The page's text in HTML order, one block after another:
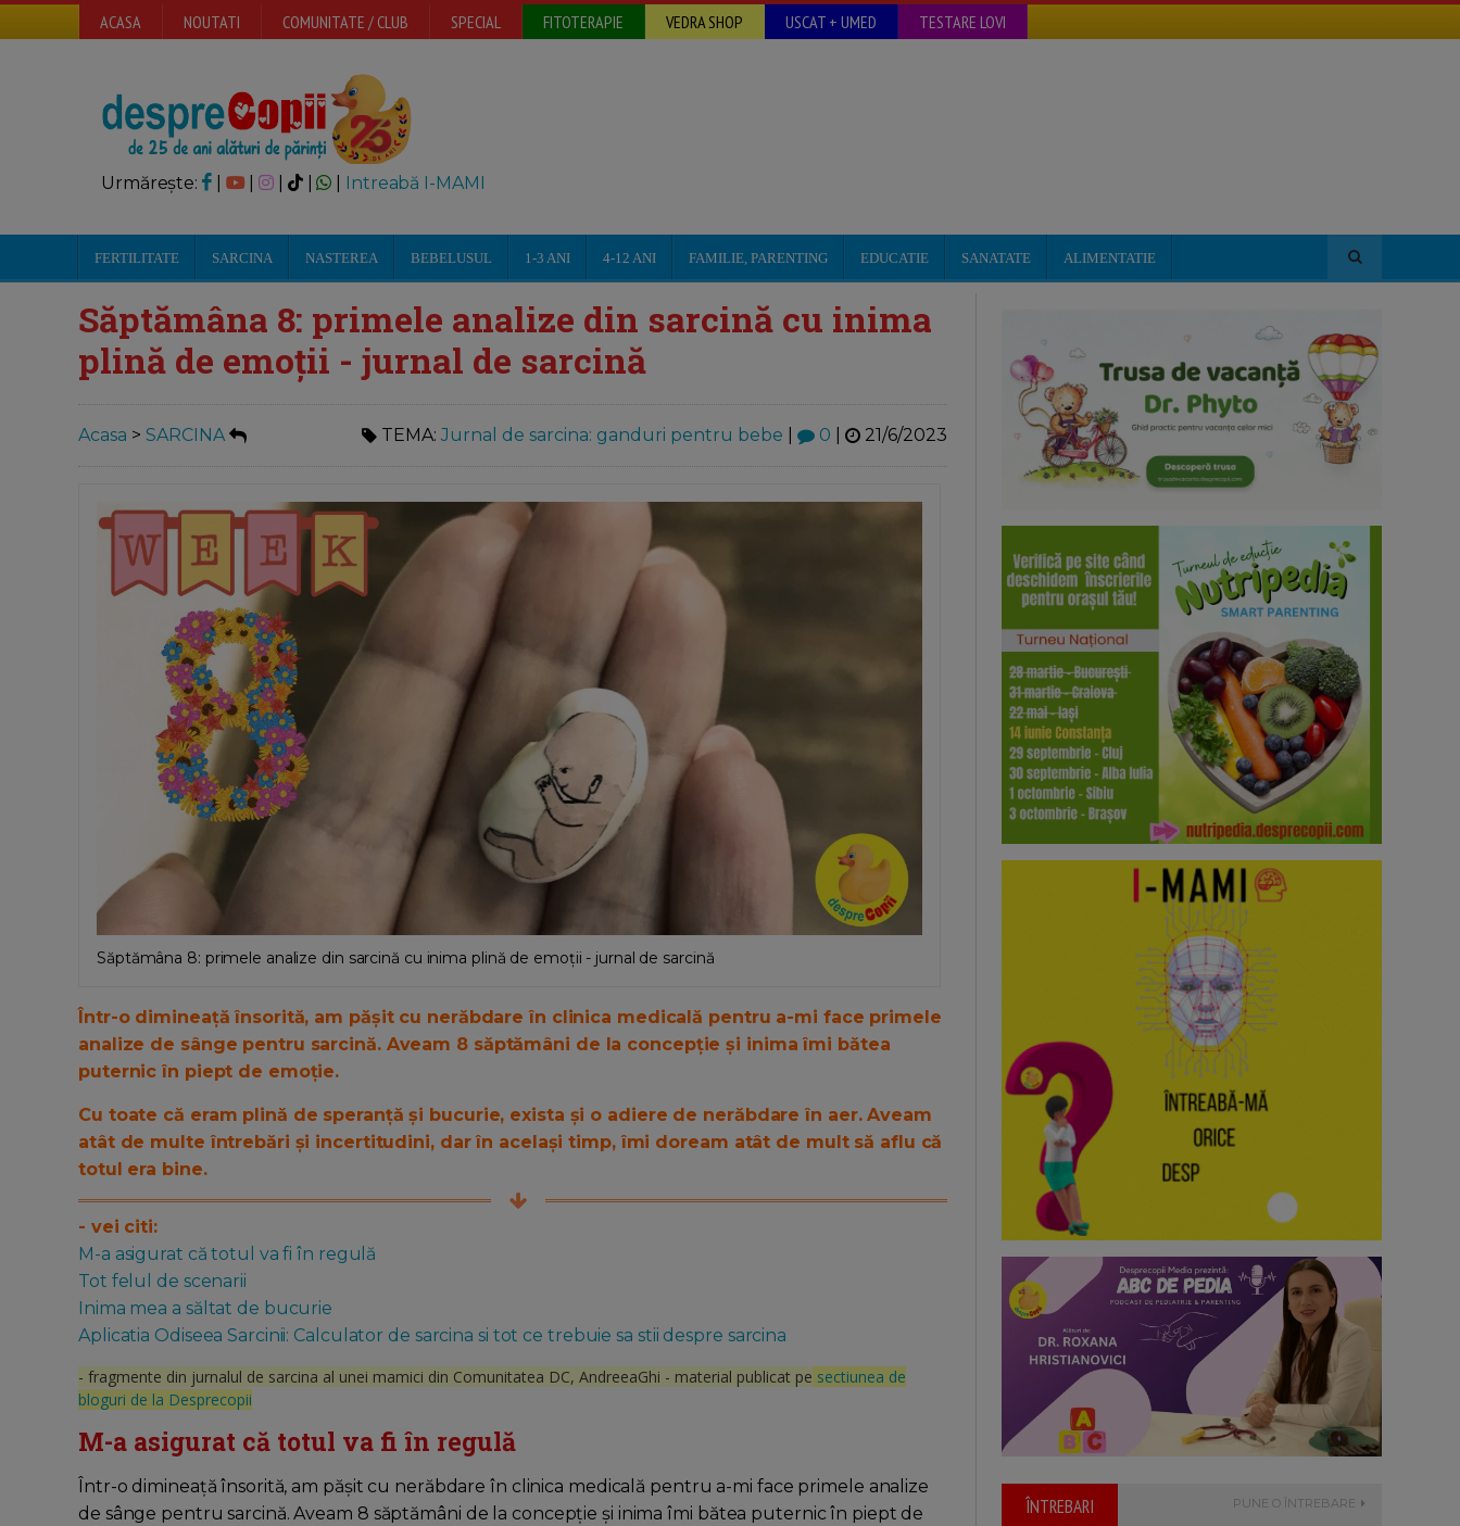
ACASA NOUTATI COMUNITATE / CLUB SPECIAL FITOTERAPIE VEDRA SHOP USCAT + UMED TESTARE LOVI
Urmărește: | | Intreabă I-MAMI
FERTILITATE SARCINA NASTEREA BEBELUSUL 1-3 ANI 4-12 ANI FAMILIE, PARENTING EDUCATIE SANATATE ALIMENTATIE
Săptămâna 8: primele analize din sarcină cu inima
plină de emoții - jurnal de sarcină
Acasa > SARCINA TEMA: Jurnal de sarcina: ganduri pentru bebe 0 21/6/2023
Săptămâna 8: primele analize din sarcină cu inima plină de emoții - jurnal de sarcină
Într-o dimineață însorită, am pășit cu nerăbdare în clinica medicală pentru a-mi face primele
analize de sânge pentru sarcină. Aveam 8 săptămâni de la concepție și inima îmi bătea
puternic în piept de emoție.
Cu toate că eram plină de speranță și bucurie, exista și o adiere de nerăbdare în aer. Aveam
atât de multe întrebări și incertitudini, dar în același timp, îmi doream atât de mult să aflu că
totul era bine.
- vei citi:
M-a asigurat că totul va fi în regulă
Tot felul de scenarii
Inima mea a săltat de bucurie
Aplicatia Odiseea Sarcinii: Calculator de sarcina si tot ce trebuie sa stii despre sarcina
- fragmente din jurnalul de sarcina al unei mamici din Comunitatea DC, AndreeaGhi - material publicat pe sectiunea de
bloguri de la Desprecopii
M-a asigurat că totul va fi în regulă
Într-o dimineață însorită, am pășit cu nerăbdare în clinica medicală pentru a-mi face primele analize
de sânge pentru sarcină. Aveam 8 săptămâni de la concepție și inima îmi bătea puternic în piept de
ÎNTREBARI PUNE O ÎNTREBARE